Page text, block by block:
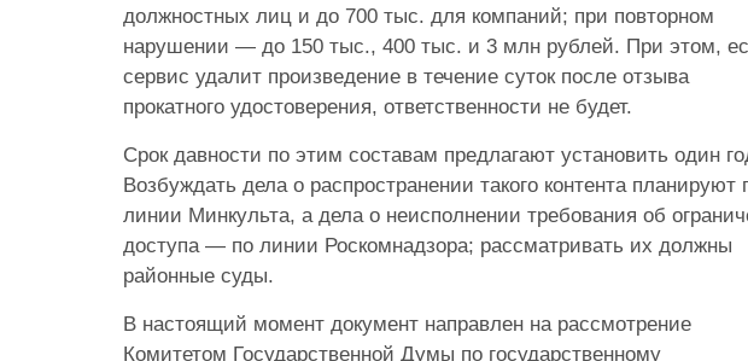
должностных лиц и до 700 тыс. для компаний; при повторном
нарушении — до 150 тыс., 400 тыс. и 3 млн рублей. При этом,
сервис удалит произведение в течение суток после отзыва
прокатного удостоверения, ответственности не будет.
Срок давности по этим составам предлагают установить один
Возбуждать дела о распространении такого контента планируют
линии Минкульта, а дела о неисполнении требования об
доступа — по линии Роскомнадзора; рассматривать их должны
районные суды.
В настоящий момент документ направлен на рассмотрение
Комитетом Государственной Думы по государственному